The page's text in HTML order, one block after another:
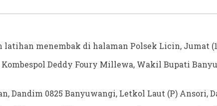
menembak di halaman Polsek Licin, Jumat
Deddy Foury Millewa, Wakil Bupati
Dandim 0825 Banyuwangi, Letkol Laut (P) Ansori,